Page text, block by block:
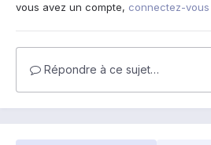
vous avez un compte, connectez-
Répondre à ce sujet…